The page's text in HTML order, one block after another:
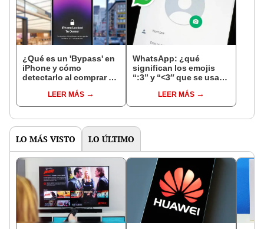
¿Qué es un 'Bypass' en
iPhone y cómo
detectarlo al comprar un
LEER MÁS
WhatsApp: ¿qué
significan los emojis
“:3” y “<3″ que se usan
LEER MÁS
LO MÁS VISTO LO ÚLTIMO